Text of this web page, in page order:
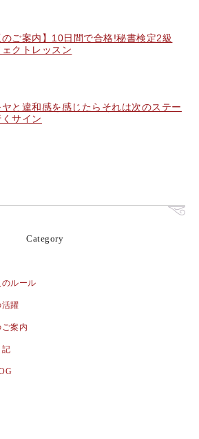
のご案内】10日間で合格!秘書検定2級
クトレッスン
と違和感を感じたらそれは次のステー
サイン
Category
ルール
躍
案内
記